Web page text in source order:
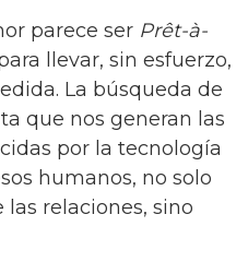
parece ser Prêt-à-
llevar, sin esfuerzo,
La búsqueda de
que nos generan las
por la tecnología
humanos, no solo
relaciones, sino